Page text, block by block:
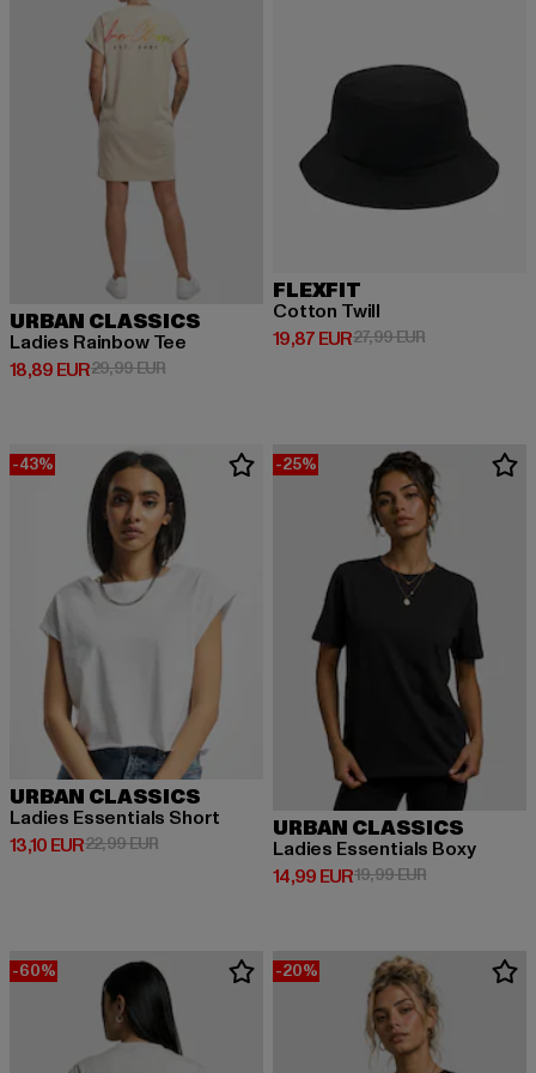
URBAN CLASSICS
Ladies Rainbow Tee
18,89 EUR
Derzeitiger Preis: 18,89 EUR
29,99 EURAktionspreis: 29,99 EUR
FLEXFIT
Cotton Twill
19,87 EUR
Derzeitiger Preis: 19,87 EUR
27,99 EURAktionspreis:
-43%
URBAN CLASSICS
Ladies Essentials Short
13,10 EUR
Derzeitiger Preis: 13,10 EUR
22,99 EURAktionspreis: 22,99 EUR
-25%
URBAN CLASSICS
Ladies Essentials Boxy
14,99 EUR
Derzeitiger Preis: 14,99 EUR
19,99 EURAktionspreis:
-60% -20%